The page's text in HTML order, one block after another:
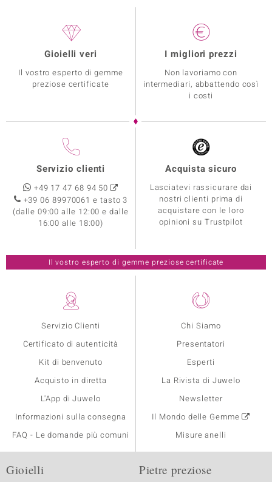
Servizio Clienti
Certificato di autenticità
Kit di benvenuto
Acquisto in diretta
L'App di Juwelo
Informazioni sulla consegna
FAQ - Le domande più comuni
Chi Siamo
Presentatori
Esperti
La Rivista di Juwelo
Newsletter
Il Mondo delle Gemme
Misure anelli
Gioielli veri
Il vostro esperto di gemme
preziose certificate
I migliori prezzi
Non lavoriamo con
intermediari, abbattendo così
i costi
Servizio clienti
+49 17 47 68 94 50
+39 06 89970061 e tasto 3
(dalle 09:00 alle 12:00 e dalle
16:00 alle 18:00)
Acquista sicuro
Lasciatevi rassicurare dai
nostri clienti prima di
acquistare con le loro
opinioni su Trustpilot
Il vostro esperto di gemme preziose certificate
Gioielli Pietre preziose